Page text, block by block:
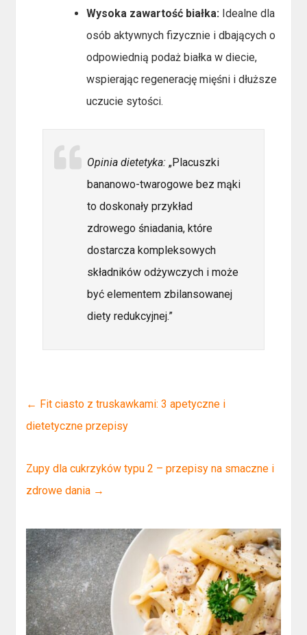
Wysoka zawartość białka: Idealne dla
osób aktywnych fizycznie i dbających o
odpowiednią podaż białka w diecie,
wspierając regenerację mięśni i dłuższe
uczucie sytości.
Opinia dietetyka: „Placuszki
bananowo-twarogowe bez mąki
to doskonały przykład
zdrowego śniadania, które
dostarcza kompleksowych
składników odżywczych i może
być elementem zbilansowanej
diety redukcyjnej.”
← Fit ciasto z truskawkami: 3 apetyczne i
dietetyczne przepisy
Zupy dla cukrzyków typu 2 – przepisy na smaczne i
zdrowe dania →